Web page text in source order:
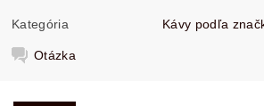
Kategória Kávy podľa
Otázka